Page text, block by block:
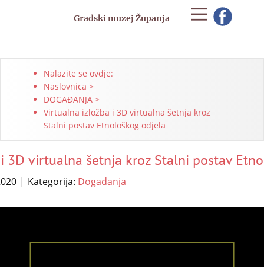
Gradski muzej Županja
Nalazite se ovdje:
Naslovnica >
DOGAĐANJA >
Virtualna izložba i 3D virtualna šetnja kroz
Stalni postav Etnološkog odjela
3D virtualna šetnja kroz Stalni postav
Kategorija: Događanja